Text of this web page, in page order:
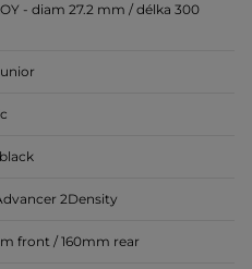
- diam 27.2 mm / délka 300
2Density
front / 160mm rear